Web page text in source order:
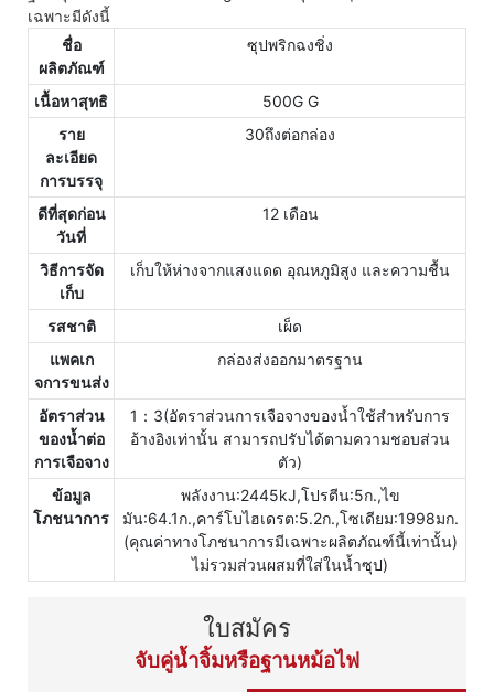
เฉพาะมีดังนี้
ชื่อ
ผลิตภัณฑ์
ซุปพริกฉงชิ่ง
เนื้อหาสุทธิ
500G G
ราย
ละเอียด
การบรรจุ
30ถึงต่อกล่อง
ดีที่สุดก่อน
วันที่
12 เดือน
วิธีการจัด
เก็บ
เก็บให้ห่างจากแสงแดด อุณหภูมิสูง และความชื้น
รสชาติ
เผ็ด
แพคเก
จการขนส่ง
กล่องส่งออกมาตรฐาน
อัตราส่วน
ของน้ำต่อ
การเจือจาง
1：3(อัตราส่วนการเจือจางของน้ำใช้สำหรับการ
อ้างอิงเท่านั้น สามารถปรับได้ตามความชอบส่วน
ตัว)
ข้อมูล
โภชนาการ
พลังงาน:2445kJ,โปรตีน:5ก.,ไข
มัน:64.1ก.,คาร์โบไฮเดรต:5.2ก.,โซเดียม:1998มก.
(คุณค่าทางโภชนาการมีเฉพาะผลิตภัณฑ์นี้เท่านั้น)
ไม่รวมส่วนผสมที่ใส่ในน้ำซุป)
ใบสมัคร
จับคู่น้ำจิ้มหรือฐานหม้อไฟ